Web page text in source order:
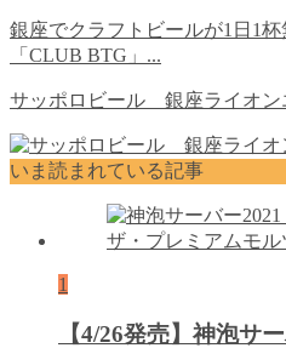
銀座でクラフトビールが1日1
「CLUB BTG」...
サッポロビール 銀座ライオン
いま読まれている記事
1
【4/26発売】神泡サ